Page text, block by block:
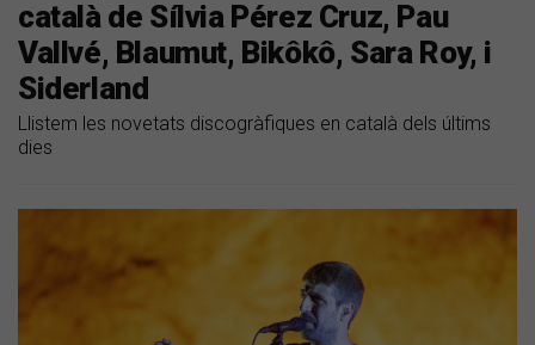
català de Sílvia Pérez Cruz, Pau
Vallvé, Blaumut, Bikôkô, Sara Roy, i
Siderland
Llistem les novetats discogràfiques en català dels últims
dies